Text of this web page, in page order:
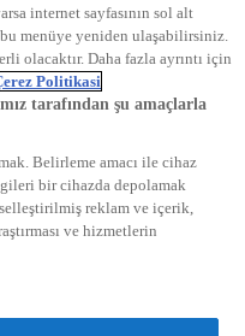
internet sayfasının sol alt
menüye yeniden ulaşabilirsiniz.
olacaktır. Daha fazla ayrıntı için
Politikasi
tarafından şu amaçlarla
Belirleme amacı ile cihaz
bir cihazda depolamak
reklam ve içerik,
ve hizmetlerin